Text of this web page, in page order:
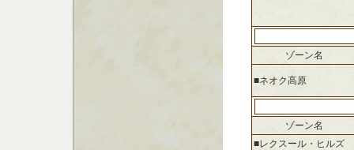
ゾーン名
■ネオク高原
ゾーン名
■レクスール・ヒルズ